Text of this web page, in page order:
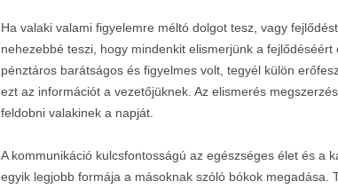
Ha valaki valami figyelemre méltó dolgot tesz, vagy
nehezebbé teszi, hogy mindenkit elismerjünk a
pénztáros barátságos és figyelmes volt, tegyél külön
ezt az információt a vezetőjüknek. Az elismerés
feldobni valakinek a napját.
A kommunikáció kulcsfontosságú az egészséges élet és a
egyik legjobb formája a másoknak szóló bókok megadása.